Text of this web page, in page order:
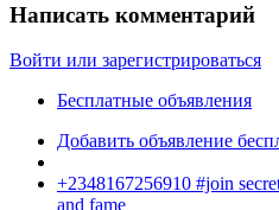
Написать комментарий
Войти или зарегистрироваться
Бесплатные объявления
Добавить объявление
+2348167256910 #join
and fame